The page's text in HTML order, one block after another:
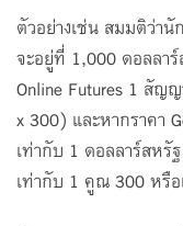
ตัวอย่างเช่น สมมติว่า
จะอยู่ที่ 1,000 ดอลลา
Online Futures 1 สัญ
x 300) และหากราคา
เท่ากับ 1 ดอลลาร์สห
เท่ากับ 1 คูณ 300 หรื